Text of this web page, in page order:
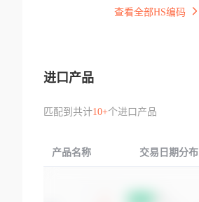
查看全部HS编码
进口产品
匹配到共计10+个进口产品
产品名称 交易日期分布